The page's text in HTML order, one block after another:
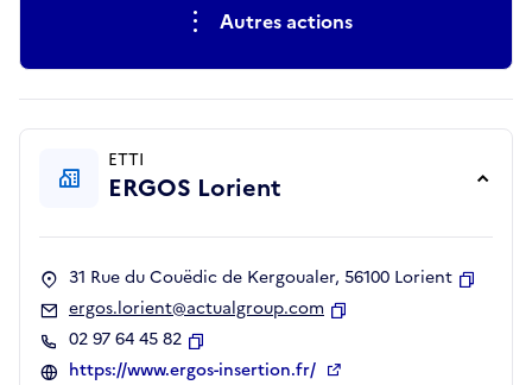
Autres actions
ETTI
ERGOS Lorient
31 Rue du Couëdic de Kergoualer, 56100 Lorient
ergos.lorient@actualgroup.com
02 97 64 45 82
Copier
https://www.ergos-insertion.fr/